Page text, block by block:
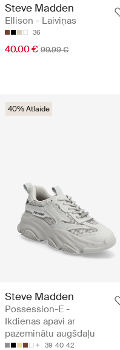
Steve Madden
Ellison - Laiviņas
36
40.00 € 99.99 €
40% Atlaide
Steve Madden
Possession-E -
Ikdienas apavi ar
pazeminātu augšdaļu
39 40 42